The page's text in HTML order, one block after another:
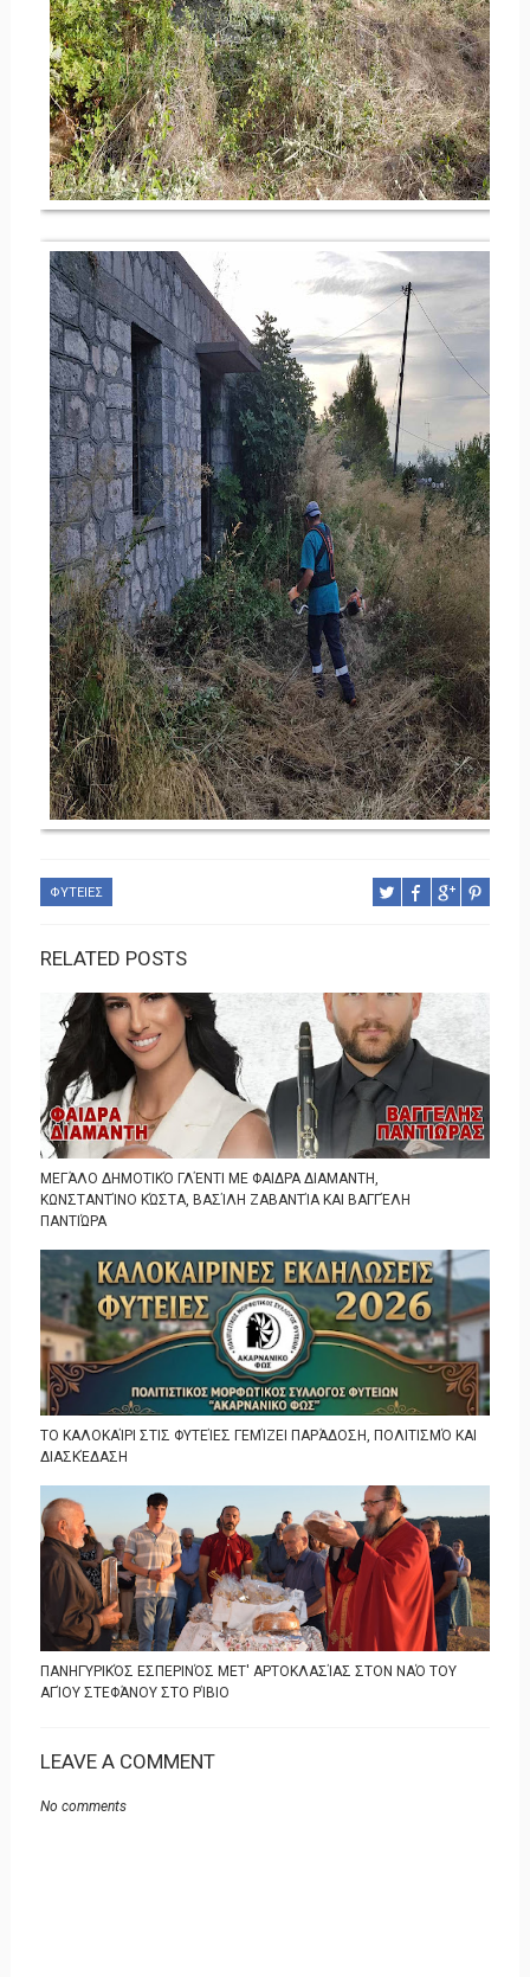
ΦΥΤΕΙΕΣ
RELATED POSTS
ΜΕΓΆΛΟ ΔΗΜΟΤΙΚΌ ΓΛΈΝΤΙ ΜΕ ΦΑΙΔΡΑ ΔΙΑΜΑΝΤΗ,
ΚΩΝΣΤΑΝΤΊΝΟ ΚΏΣΤΑ, ΒΑΣΊΛΗ ΖΑΒΑΝΤΊΑ ΚΑΙ ΒΑΓΓΈΛΗ
ΠΑΝΤΙΏΡΑ
ΤΟ ΚΑΛΟΚΑΊΡΙ ΣΤΙΣ ΦΥΤΕΊΕΣ ΓΕΜΊΖΕΙ ΠΑΡΆΔΟΣΗ, ΠΟΛΙΤΙΣΜΌ ΚΑΙ
ΔΙΑΣΚΈΔΑΣΗ
ΠΑΝΗΓΥΡΙΚΌΣ ΕΣΠΕΡΙΝΌΣ ΜΕΤ' ΑΡΤΟΚΛΑΣΊΑΣ ΣΤΟΝ ΝΑΌ ΤΟΥ
ΑΓΊΟΥ ΣΤΕΦΆΝΟΥ ΣΤΟ ΡΊΒΙΟ
LEAVE A COMMENT
No comments